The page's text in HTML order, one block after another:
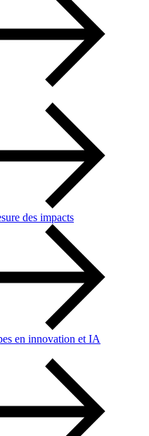
des impacts
en innovation et IA